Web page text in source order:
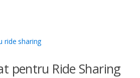
pentru Ride Sharing